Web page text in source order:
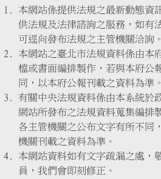
本網站係提供法規之最新動態資
供法規及法律諮詢之服務，如有
可逕向發布法規之主管機關洽詢。
本網站之臺北市法規資料係由本
檔或書面編排製作，若與本府公
同，以本府公報刊載之資料為準。
有關中央法規資料係由本系統於
網站所發布之法規資料蒐集編排
各主管機關之公布文字有所不同
機關刊載之資料為準。
本網站資料如有文字疏漏之處，
員，我們會即刻修正。